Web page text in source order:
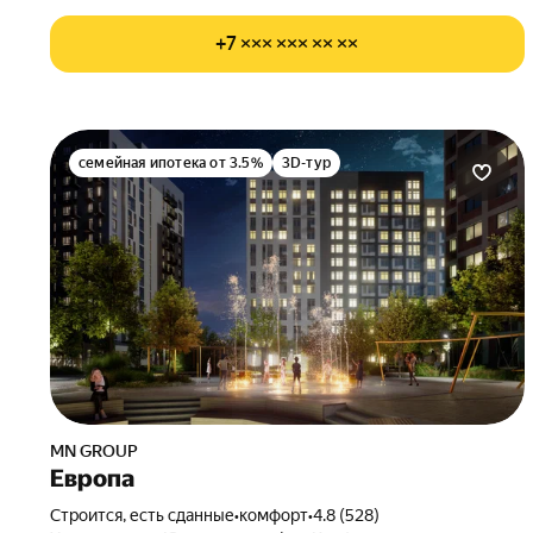
+7 ××× ××× ×× ××
семейная ипотека от 3.5% 3D-тур
MN GROUP
Европа
Строится, есть сданные•комфорт•4.8 (528)